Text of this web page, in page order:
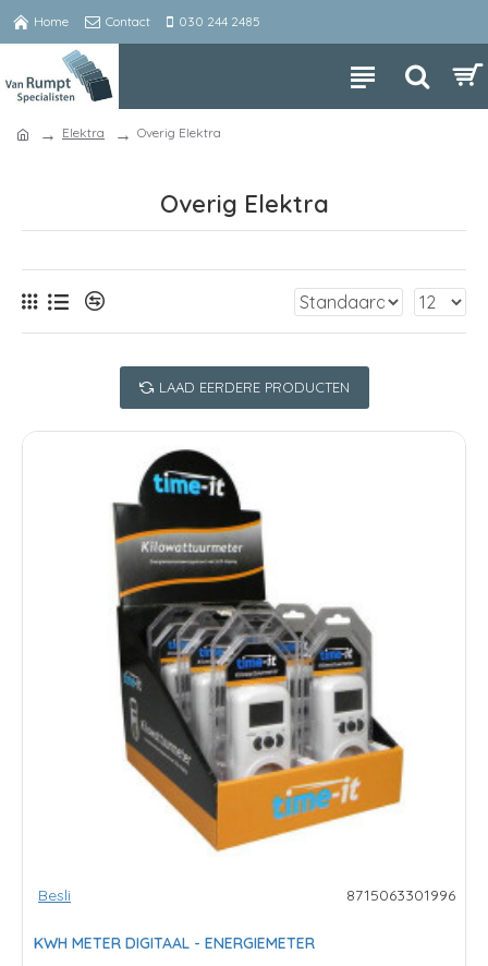
Home Contact 030 244 2485
Elektra Overig Elektra
Overig Elektra
LAAD EERDERE PRODUCTEN
Besli 8715063301996
KWH METER DIGITAAL - ENERGIEMETER